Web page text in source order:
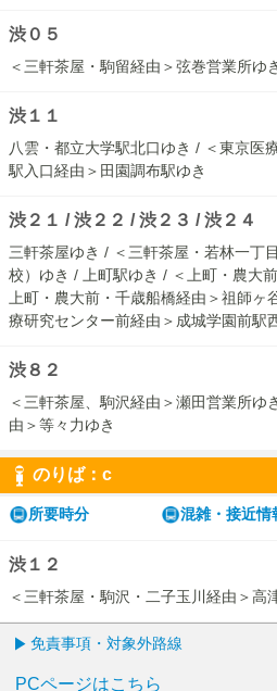
渋０５
＜三軒茶屋・駒留経由＞弦巻営業所ゆ
渋１１
八雲・都立大学駅北口ゆき / ＜東京医
駅入口経由＞田園調布駅ゆき
渋２１ / 渋２２ / 渋２３ / 渋２４
三軒茶屋ゆき / ＜三軒茶屋・若林一丁
校）ゆき / 上町駅ゆき / ＜上町・農大
上町・農大前・千歳船橋経由＞祖師ヶ
療研究センター前経由＞成城学園前駅
渋８２
＜三軒茶屋、駒沢経由＞瀬田営業所ゆ
由＞等々力ゆき
のりば： c
c
所要時分 混雑・接近情
渋１２
＜三軒茶屋・駒沢・二子玉川経由＞高
免責事項・対象外路線
PCページはこちら